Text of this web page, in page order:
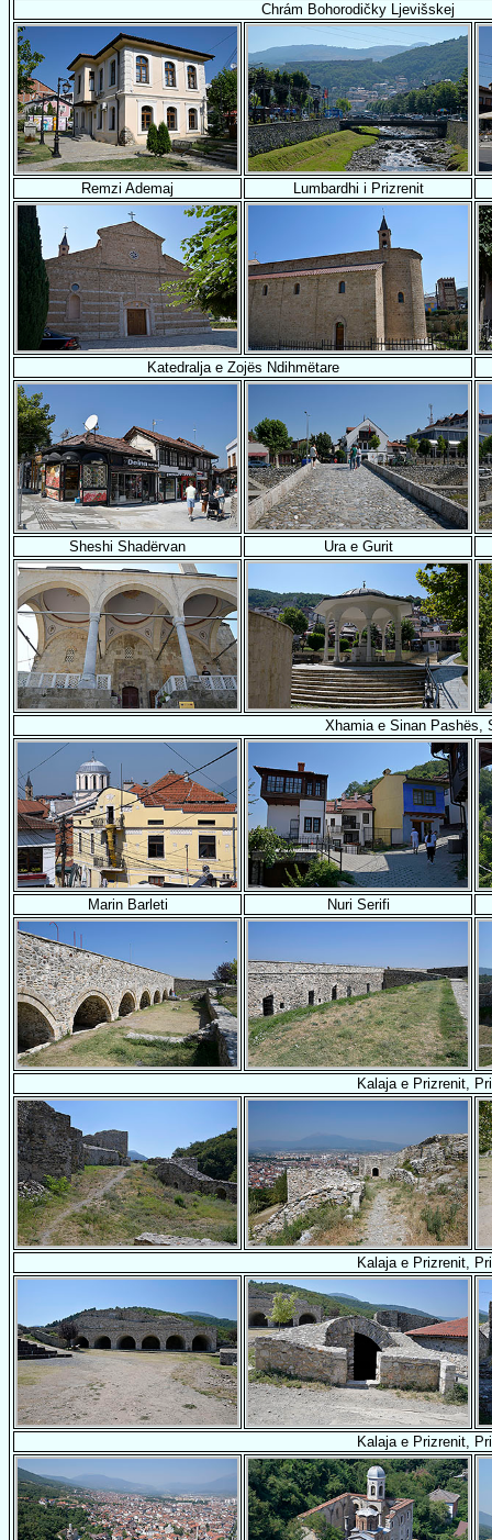
Chrám Bohorodičky Ljevišskej
Remzi Ademaj Lumbardhi i Prizrenit
Katedralja e Zojës Ndihmëtare
Sheshi Shadërvan Ura e Gurit
Xhamia e Sinan Pashës,
Marin Barleti Nuri Serifi
Kalaja e Prizrenit,
Kalaja e Prizrenit,
Kalaja e Prizrenit,